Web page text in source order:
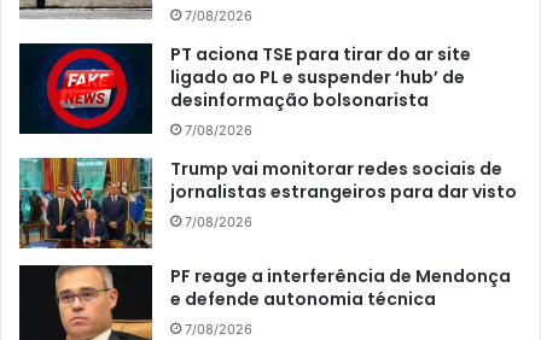
7/08/2026
PT aciona TSE para tirar do ar site
ligado ao PL e suspender ‘hub’ de
desinformação bolsonarista
7/08/2026
Trump vai monitorar redes sociais de
jornalistas estrangeiros para dar visto
7/08/2026
PF reage a interferência de Mendonça
e defende autonomia técnica
7/08/2026